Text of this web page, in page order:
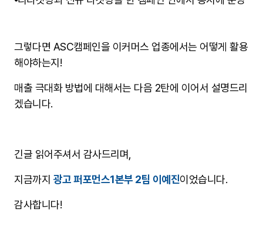
그렇다면 ASC캠페인을 이커머스 업종에서는 어떻게 활용
해야하는지!
매출 극대화 방법에 대해서는 다음 2탄에 이어서 설명드리
겠습니다.
긴글 읽어주셔서 감사드리며,
지금까지 광고 퍼포먼스1본부 2팀 이예진이었습니다.
감사합니다!